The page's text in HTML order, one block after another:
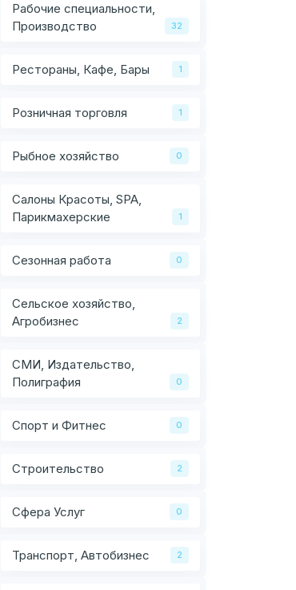
Рабочие специальности,
Производство
32
Рестораны, Кафе, Бары 1
Розничная торговля 1
Рыбное хозяйство 0
Салоны Красоты, SPA,
Парикмахерские
1
Сезонная работа 0
Сельское хозяйство,
Агробизнес
2
СМИ, Издательство,
Полиграфия
0
Спорт и Фитнес 0
Строительство 2
Сфера Услуг 0
Транспорт, Автобизнес 2